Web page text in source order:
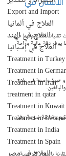
Export and Import
العلاج في ألمانيا
العلاج في الهند
العلاج في إسبانيا
Treatment in Turkey
Treatment in
Treatment in Iran
treatment in qatar
Treatment in Kuwait
Treatment in
Treatment in India
Treatment in Spain
تقنيات التقويم، بما في
يوفر دقة عالية وراحة
خبرة واسعة في علاج
تعقيم وسلامة صارمة وفق